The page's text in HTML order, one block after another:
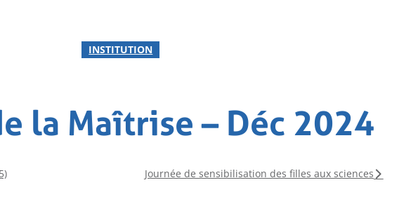
INSTITUTION
la Maîtrise – Déc 2024
Journée de sensibilisation des filles aux sciences
COLLÈGE